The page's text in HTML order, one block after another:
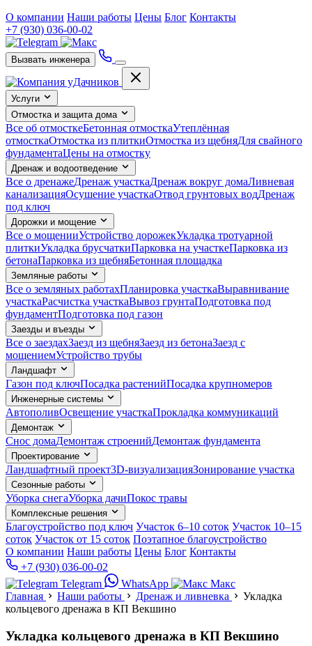
О компании Наши работы Цены Блог Контакты
+7 (930) 036-00-02
Вызвать инженера
Услуги
Отмостка и защита дома
Все об отмосткеБетонная отмосткаУтеплённая
отмосткаОтмостка из плиткиОтмостка из щебняДля свайного
фундаментаЦены на отмостку
Дренаж и водоотведение
Все о дренажеДренаж участкаДренаж вокруг домаЛивневая
канализацияОсушение участкаОтвод грунтовых водДренаж
под ключ
Дорожки и мощение
Все о мощенииУстройство дорожекУкладка тротуарной
плиткиУкладка брусчаткиПарковка на участкеПарковка из
бетонаПарковка из щебняБетонная площадка
Земляные работы
Все о земляных работахПланировка участкаВыравнивание
участкаРасчистка участкаВывоз грунтаПодготовка под
фундаментПодготовка под газон
Заезды и въезды
Все о заездахЗаезд из щебняЗаезд из бетонаЗаезд с
мощениемУстройство трубы
Ландшафт
Газон под ключПосадка растенийПосадка крупномеров
Инженерные системы
АвтополивОсвещение участкаПрокладка коммуникаций
Демонтаж
Снос домаДемонтаж строенийДемонтаж фундамента
Проектирование
Ландшафтный проект3D-визуализацияЗонирование участка
Сезонные работы
Уборка снегаУборка дачиПокос травы
Комплексные решения
Благоустройство под ключ Участок 6–10 соток Участок 10–15
соток Участок от 15 соток Поэтапное благоустройство
О компании Наши работы Цены Блог Контакты
+7 (930) 036-00-02
Telegram
WhatsApp
Макс
Главная
Наши работы Дренаж и ливневка
Укладка
кольцевого дренажа в КП Векшино
Укладка кольцевого дренажа в КП Векшино